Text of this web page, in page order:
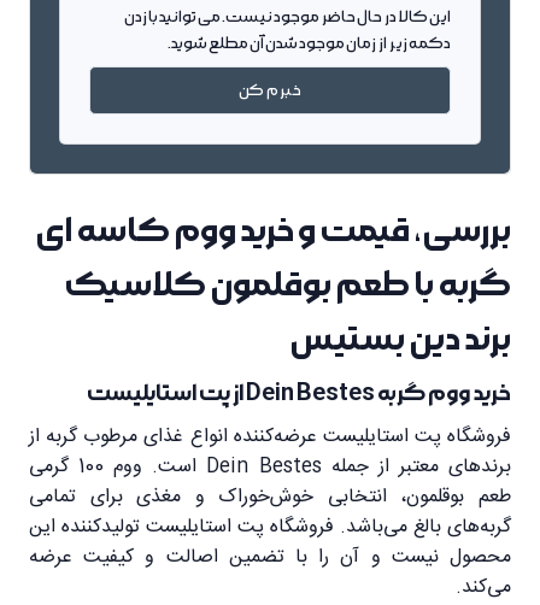
این کالا در حال حاضر موجود نیست. می توانید با زدن
دکمه زیر از زمان موجود شدن آن مطلع شوید.
خبرم کن
بررسی، قیمت و خرید ووم کاسه ای
گربه با طعم بوقلمون کلاسیک
برند دین بستیس
خرید ووم گربه Dein Bestes از پت استایلیست
فروشگاه پت استایلیست عرضه‌کننده انواع غذای مرطوب گربه از
برندهای معتبر از جمله Dein Bestes است. ووم 100 گرمی
طعم بوقلمون، انتخابی خوش‌خوراک و مغذی برای تمامی
گربه‌های بالغ می‌باشد. فروشگاه پت استایلیست تولیدکننده این
محصول نیست و آن را با تضمین اصالت و کیفیت عرضه
می‌کند.